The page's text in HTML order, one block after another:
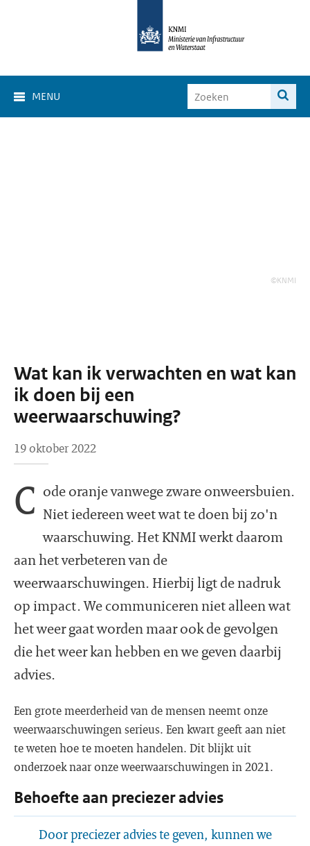
MENU
©KNMI
Wat kan ik verwachten en wat kan
ik doen bij een
weerwaarschuwing?
19 oktober 2022
C ode oranje vanwege zware onweersbuien.
Niet iedereen weet wat te doen bij zo'n
waarschuwing. Het KNMI werkt daarom
aan het verbeteren van de
weerwaarschuwingen. Hierbij ligt de nadruk
op impact. We communiceren niet alleen wat
het weer gaat worden maar ook de gevolgen
die het weer kan hebben en we geven daarbij
advies.
Een grote meerderheid van de mensen neemt onze
weerwaarschuwingen serieus. Een kwart geeft aan niet
te weten hoe te moeten handelen. Dit blijkt uit
onderzoek naar onze weerwaarschuwingen in 2021.
Behoefte aan preciezer advies
Door preciezer advies te geven, kunnen we